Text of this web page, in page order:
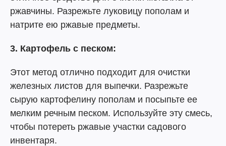
ржавчины. Разрежьте луковицу пополам и
натрите ею ржавые предметы.
3. Картофель с песком:
Этот метод отлично подходит для очистки
железных листов для выпечки. Разрежьте
сырую картофелину пополам и посыпьте ее
мелким речным песком. Используйте эту смесь,
чтобы потереть ржавые участки садового
инвентаря.